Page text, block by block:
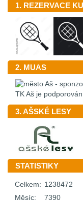
1. REZERVACE
2. MUAS
TK Aš je
3. AŠSKÉ LESY
STATISTIKY
Celkem: 1238472
Měsíc:
7390